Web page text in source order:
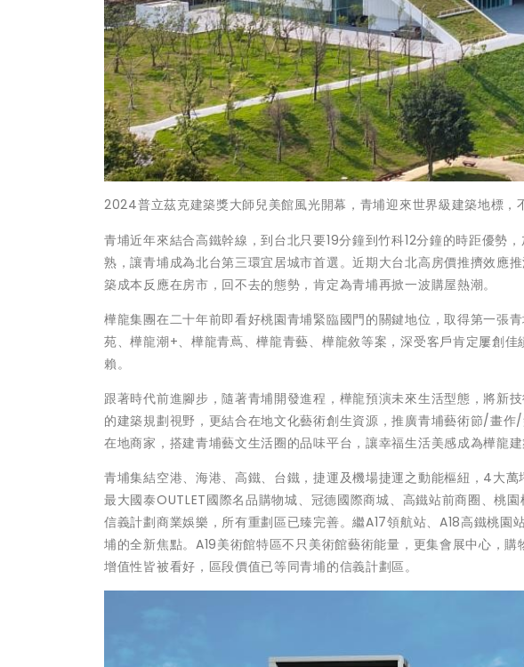
2024普立茲克建築獎大師兒美館風光開幕，青埔迎來世界級建築地標，
青埔近年來結合高鐵幹線，到台北只要19分鐘到竹科12分鐘的時距優勢
熟，讓青埔成為北台第三環宜居城市首選。近期大台北高房價推擠效應
築成本反應在房市，回不去的態勢，肯定為青埔再掀一波購屋熱潮。
樺龍集團在二十年前即看好桃園青埔緊臨國門的關鍵地位，取得第一張
苑、樺龍潮+、樺龍青蔦、樺龍青藝、樺龍敘等案，深受客戶肯定屢創
賴。
跟著時代前進腳步，隨著青埔開發進程，樺龍預演未來生活型態，將新
的建築規劃視野，更結合在地文化藝術創生資源，推廣青埔藝術節/畫
在地商家，搭建青埔藝文生活圈的品味平台，讓幸福生活美感成為樺龍建
青埔集結空港、海港、高鐵、台鐵，捷運及機場捷運之動能樞紐，4大
最大國泰OUTLET國際名品購物城、冠德國際商城、高鐵站前商圈、桃
信義計劃商業娛樂，所有重劃區已臻完善。繼A17領航站、A18高鐵桃園
埔的全新焦點。A19美術館特區不只美術館藝術能量，更集會展中心，
增值性皆被看好，區段價值已等同青埔的信義計劃區。